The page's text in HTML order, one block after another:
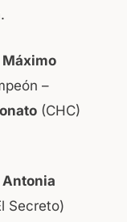
Máximo
–
(CHC)
Antonia
Secreto)